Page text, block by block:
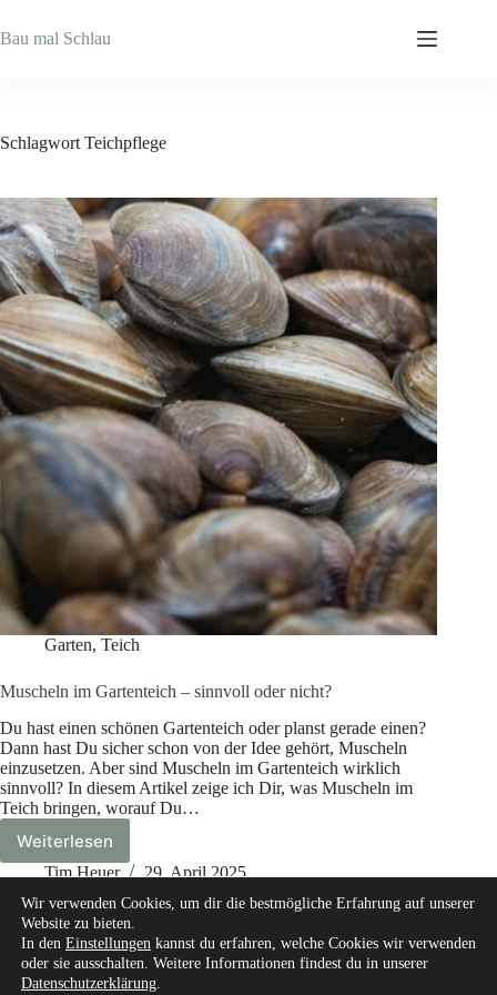
Inhalt
springen
Bau mal Schlau
Schlagwort Teichpflege
Garten, Teich
Muscheln im Gartenteich – sinnvoll oder nicht?
Du hast einen schönen Gartenteich oder planst gerade einen?
Dann hast Du sicher schon von der Idee gehört, Muscheln
einzusetzen. Aber sind Muscheln im Gartenteich wirklich
sinnvoll? In diesem Artikel zeige ich Dir, was Muscheln im
Teich bringen, worauf Du…
Weiterlesen
Muscheln
im
–
sinnvoll
oder
nicht?
Tim Heuer 29. April 2025
Start Über mich
Wir verwenden Cookies, um dir die bestmögliche Erfahrung auf unserer
Website zu bieten.
In den Einstellungen kannst du erfahren, welche Cookies wir verwenden
oder sie ausschalten. Weitere Informationen findest du in unserer
Datenschutzerklärung.